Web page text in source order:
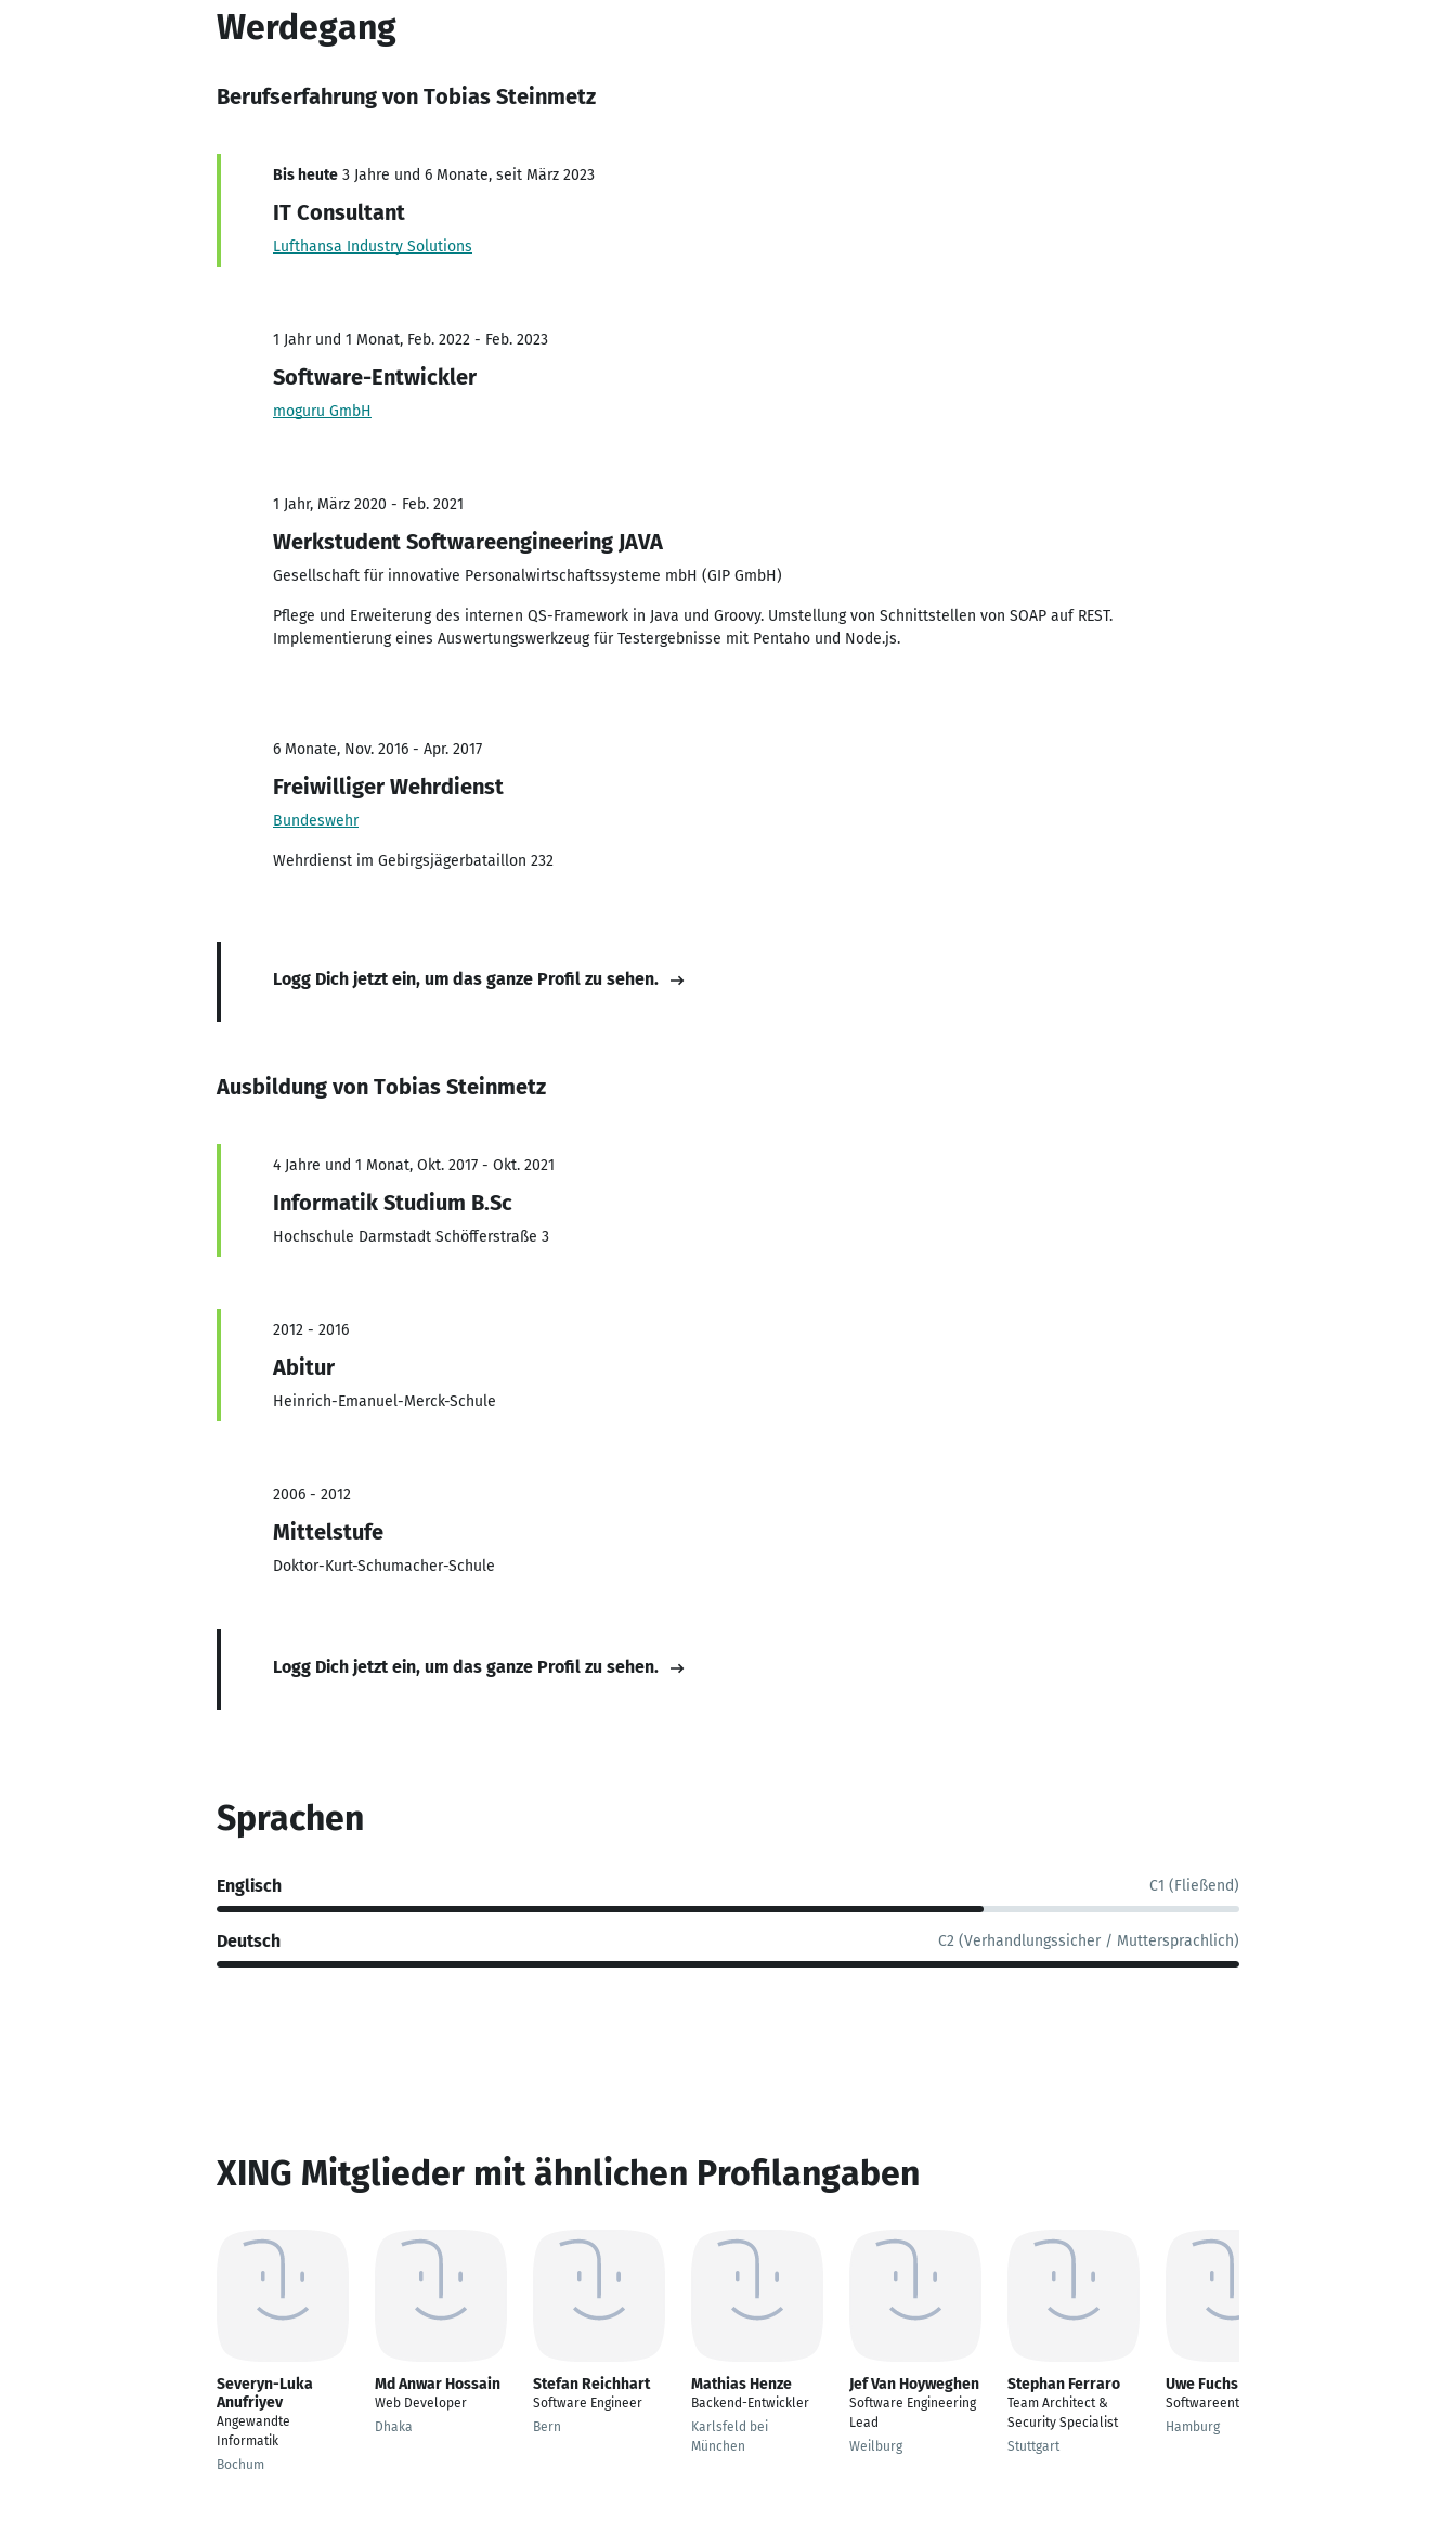
Werdegang
Berufserfahrung von Tobias Steinmetz
Bis heute 3 Jahre und 6 Monate, seit März 2023
IT Consultant
Lufthansa Industry Solutions
1 Jahr und 1 Monat, Feb. 2022 - Feb. 2023
Software-Entwickler
moguru GmbH
1 Jahr, März 2020 - Feb. 2021
Werkstudent Softwareengineering JAVA
Gesellschaft für innovative Personalwirtschaftssysteme mbH (GIP GmbH)
Pflege und Erweiterung des internen QS-Framework in Java und Groovy. Umstellung von Schnittstellen von SOAP auf REST.
Implementierung eines Auswertungswerkzeug für Testergebnisse mit Pentaho und Node.js.
6 Monate, Nov. 2016 - Apr. 2017
Freiwilliger Wehrdienst
Bundeswehr
Wehrdienst im Gebirgsjägerbataillon 232
Logg Dich jetzt ein, um das ganze Profil zu sehen.
Ausbildung von Tobias Steinmetz
4 Jahre und 1 Monat, Okt. 2017 - Okt. 2021
Informatik Studium B.Sc
Hochschule Darmstadt Schöfferstraße 3
2012 - 2016
Abitur
Heinrich-Emanuel-Merck-Schule
2006 - 2012
Mittelstufe
Doktor-Kurt-Schumacher-Schule
Logg Dich jetzt ein, um das ganze Profil zu sehen.
Sprachen
Englisch C1 (Fließend)
Deutsch C2 (Verhandlungssicher / Muttersprachlich)
XING Mitglieder mit ähnlichen Profilangaben
Severyn-Luka
Anufriyev
Angewandte
Informatik
Bochum
Md Anwar Hossain
Web Developer
Dhaka
Stefan Reichhart
Software Engineer
Bern
Mathias Henze
Backend-Entwickler
Karlsfeld bei
München
Jef Van Hoyweghen
Software Engineering
Lead
Weilburg
Stephan Ferraro
Team Architect &
Security Specialist
Stuttgart
Uwe Fuchs
Softwareentwickler
Hamburg